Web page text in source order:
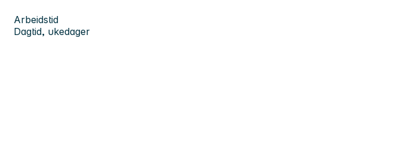
Arbeidstid
Dagtid, ukedager